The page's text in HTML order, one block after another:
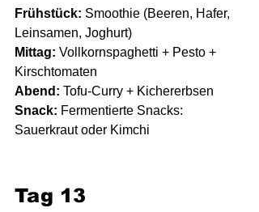
Frühstück: Smoothie (Beeren, Hafer,
Leinsamen, Joghurt)
Mittag: Vollkornspaghetti + Pesto +
Kirschtomaten
Abend: Tofu-Curry + Kichererbsen
Snack: Fermentierte Snacks:
Sauerkraut oder Kimchi
Tag 13